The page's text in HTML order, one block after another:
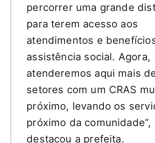
percorrer uma grande
para terem acesso aos
atendimentos e
assistência social. Agora,
atenderemos aqui mais
setores com um CRAS
próximo, levando os
próximo da comunidade”,
destacou a prefeita.